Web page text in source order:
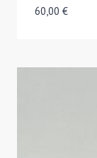
60,00 €